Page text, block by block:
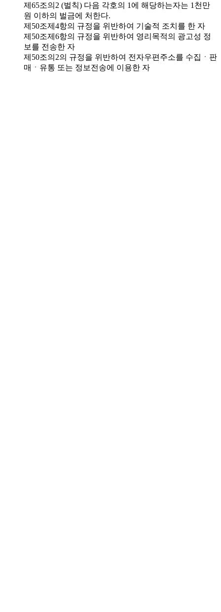
제65조의2 (벌칙) 다음 각호의 1에 해당하는자는 1천만
원 이하의 벌금에 처한다.
제50조제4항의 규정을 위반하여 기술적 조치를 한 자
제50조제6항의 규정을 위반하여 영리목적의 광고성 정
보를 전송한 자
제50조의2의 규정을 위반하여 전자우편주소를 수집ㆍ판
매ㆍ유통 또는 정보전송에 이용한 자